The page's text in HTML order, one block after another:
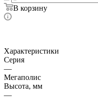
В корзину
Характеристики
Серия
—
Мегаполис
Высота, мм
—